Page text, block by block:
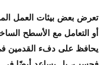
تعرض بعض بيئات العمل
أو التعامل مع الأسطح
يحافظ على دفء القدمين في